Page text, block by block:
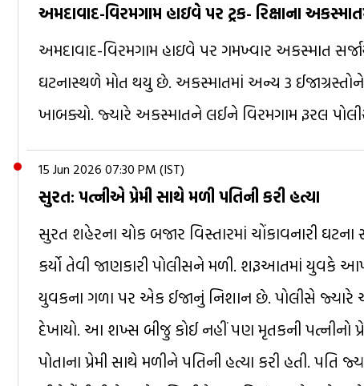
અમદાવાદ-વિરમગામ હાઇવે પર ટ્રક- રિક્ષાના
અમદાવાદ-વિરમગામ હાઇવે પર ગમખ્વાર અકસ્માત
ઘટનાસ્થળે મોત થયુ છે. અકસ્માતમાં અન્ય 3
ખાબક્યો. જ્યારે અકસ્માતને લઈને વિરમગામ રૂરલ
15 Jun 2026 07:30 PM (IST)
સુરત: પત્નીએ પ્રેમી સાથે મળી પતિની કરી હત્યા
સુરત શહેરના ચોક બજાર વિસ્તારમાં ચોંકાવનારી
કર્યો તેવી જાણકારી પોલીસને મળી. શરૂઆતમાં યુવકે
યુવકના ગળા પર એક ઈજાનું નિશાન છે. પોલીસે જ્યારે
દેખાયો. આ શખ્સ બીજુ કોઈ નહીં પણ મૃતકની પત્નીનો
પોતાના પ્રેમી સાથે મળીને પતિની હત્યા કરી હતી.